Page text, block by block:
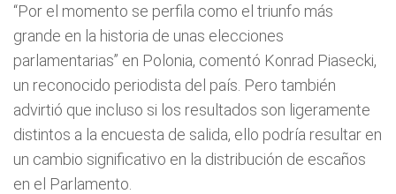
“Por el momento se perfila como el triunfo más
grande en la historia de unas elecciones
parlamentarias” en Polonia, comentó Konrad Piasecki,
un reconocido periodista del país. Pero también
advirtió que incluso si los resultados son ligeramente
distintos a la encuesta de salida, ello podría resultar en
un cambio significativo en la distribución de escaños
en el Parlamento.